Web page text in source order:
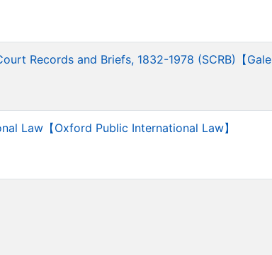
Records and Briefs, 1832-1978 (SCRB)【Gale
Law【Oxford Public International Law】